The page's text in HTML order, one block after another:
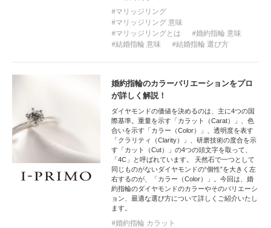
マリッジリング
マリッジリング 意味
マリッジリングとは
婚約指輪 意味
結婚指輪 意味
結婚指輪 選び方
婚約指輪のカラーバリエーションをプロ
が詳しく解説！
ダイヤモンドの価値を決めるのは、主に4つの国
際基準。重量を示す「カラット（Carat）」、色
合いを示す「カラー（Color）」、透明度を表す
「クラリティ（Clarity）」、研磨技術の度合を示
す「カット（Cut）」の4つの頭文字を取って、
「4C」と呼ばれています。 天然石で一つとして
同じものがないダイヤモンドの“個性”を大きく左
右するのが、「カラー（Color）」。今回は、婚
約指輪のダイヤモンドのカラーやそのバリエーシ
ョン、最適な選び方について詳しくご紹介いたし
ます。
婚約指輪 カラット